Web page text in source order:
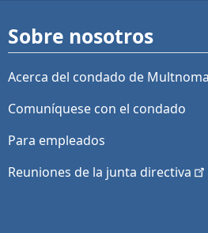
Sobre nosotros
Acerca del condado de
Comuníquese con el condado
Para empleados
Reuniones de la junta directiva